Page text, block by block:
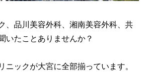
、品川美容外科、湘南美容外科、共
いたことありませんか？
ニックが大宮に全部揃っています。